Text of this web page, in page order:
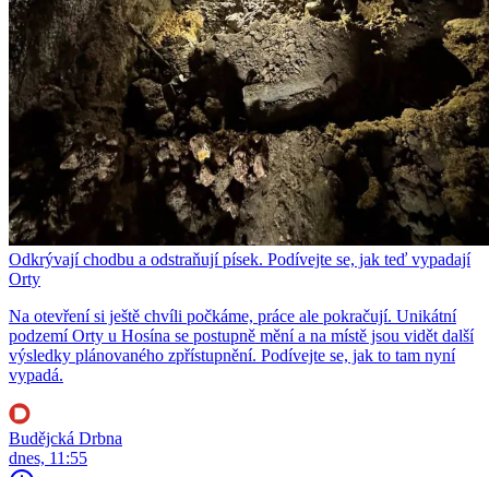
Odkrývají chodbu a odstraňují písek. Podívejte se, jak teď vypadají
Orty
Na otevření si ještě chvíli počkáme, práce ale pokračují. Unikátní
podzemí Orty u Hosína se postupně mění a na místě jsou vidět další
výsledky plánovaného zpřístupnění. Podívejte se, jak to tam nyní
vypadá.
Budějcká Drbna
dnes, 11:55